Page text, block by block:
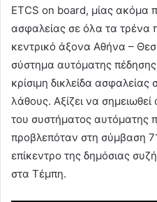
ETCS on board, μίας ακόμα
ασφαλείας σε όλα τα τρένα
κεντρικό άξονα Αθήνα –
σύστημα αυτόματης
κρίσιμη δικλείδα
λάθους. Αξίζει να σημειωθεί
του συστήματος αυτόματης
προβλεπόταν στη σύμβαση
επίκεντρο της δημόσιας
στα Τέμπη.